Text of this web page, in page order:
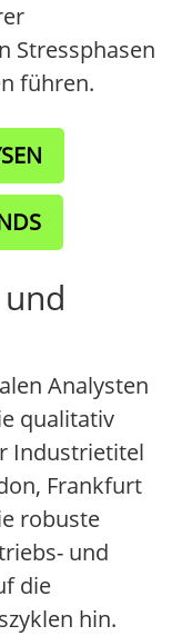
Stressphasen
führen.
Analysten
qualitativ
Industrietitel
Frankfurt
robuste
und
die
hin.